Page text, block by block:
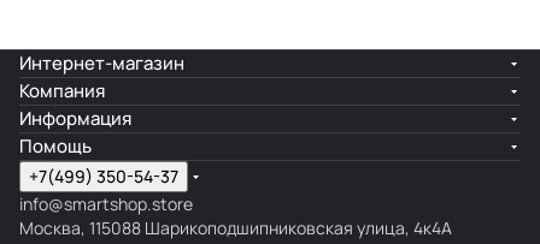
Интернет-магазин
Компания
Информация
Помощь
+7(499) 350-54-37
info@smartshop.store
Москва, 115088 Шарикоподшипниковская улица, 4к4А